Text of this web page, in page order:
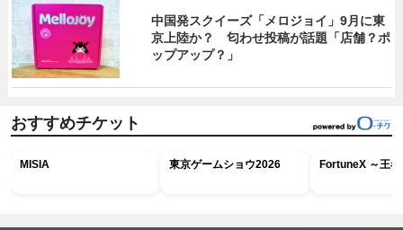
中国発スクイーズ「メロジョイ」9月に東
京上陸か？ 匂わせ投稿が話題「店舗？ポ
ップアップ？」
おすすめチケット
MISIA 東京ゲームショウ2026 FortuneX ～王